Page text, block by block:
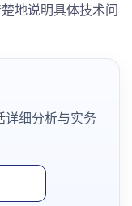
地说明具体技术问
详细分析与实务